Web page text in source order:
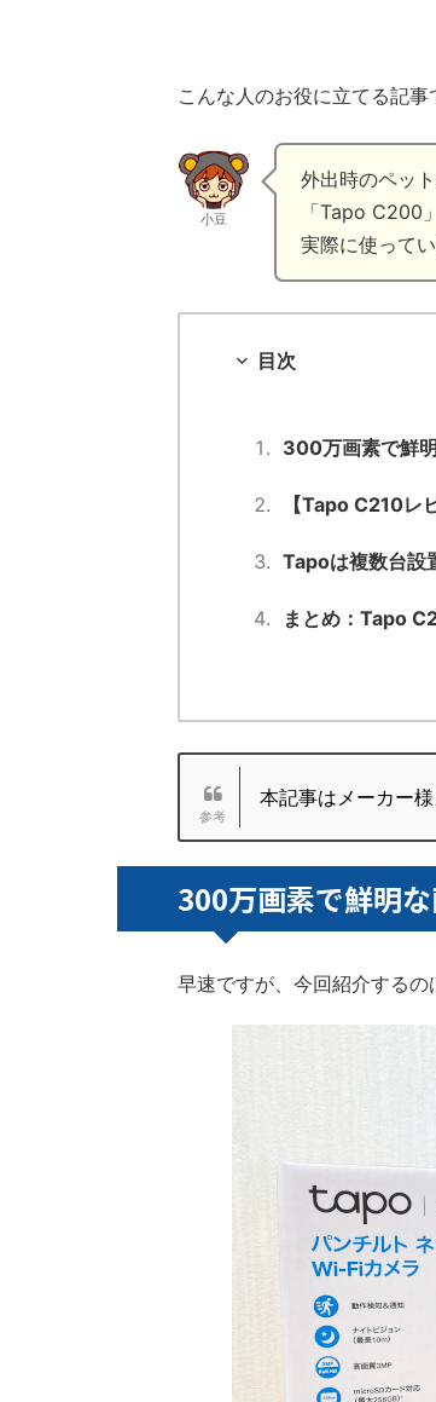
こんな人のお役に立てる記事
小豆
外出時のペッ
「Tapo C200
実際に使って
目次
300万画素で鮮
【Tapo C210
Tapoは複数台設
まとめ：Tapo
本記事はメーカー
300万画素で鮮明
早速ですが、今回紹介するの